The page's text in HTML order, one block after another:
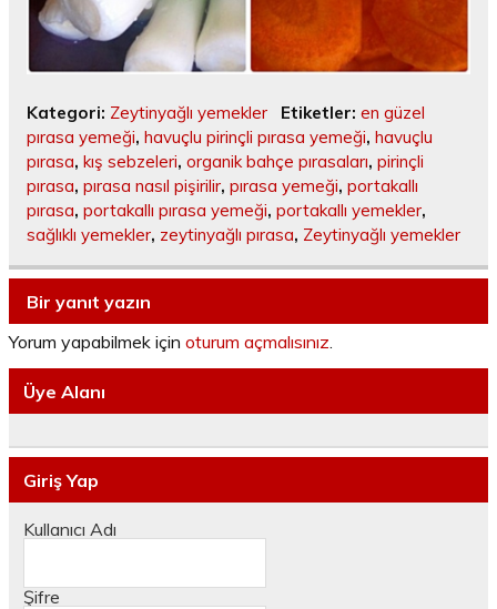
Kategori: Zeytinyağlı yemekler Etiketler: en güzel
pırasa yemeği, havuçlu pirinçli pırasa yemeği, havuçlu
pırasa, kış sebzeleri, organik bahçe pırasaları, pirinçli
pırasa, pırasa nasıl pişirilir, pırasa yemeği, portakallı
pırasa, portakallı pırasa yemeği, portakallı yemekler,
sağlıklı yemekler, zeytinyağlı pırasa, Zeytinyağlı yemekler
Bir yanıt yazın
Yorum yapabilmek için oturum açmalısınız.
Üye Alanı
Giriş Yap
Kullanıcı Adı
Şifre